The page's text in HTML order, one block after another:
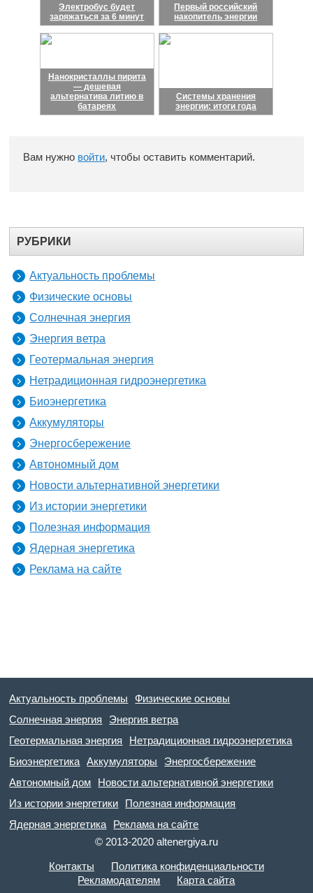
Электробус будет
заряжаться за 6 минут
Первый российский
накопитель энергии
Нанокристаллы пирита
— дешевая
альтернатива литию в
батареях
Системы хранения
энергии: итоги года
Вам нужно войти, чтобы оставить комментарий.
РУБРИКИ
Актуальность проблемы
Физические основы
Солнечная энергия
Энергия ветра
Геотермальная энергия
Нетрадиционная гидроэнергетика
Биоэнергетика
Аккумуляторы
Энергосбережение
Автономный дом
Новости альтернативной энергетики
Из истории энергетики
Полезная информация
Ядерная энергетика
Реклама на сайте
Актуальность проблемы
Физические основы
Солнечная энергия
Энергия ветра
Геотермальная энергия
Нетрадиционная гидроэнергетика
Биоэнергетика
Аккумуляторы
Энергосбережение
Автономный дом
Новости альтернативной энергетики
Из истории энергетики
Полезная информация
Ядерная энергетика
Реклама на сайте
© 2013-2020 altenergiya.ru
Контакты
Политика конфиденциальности
Рекламодателям
Карта сайта